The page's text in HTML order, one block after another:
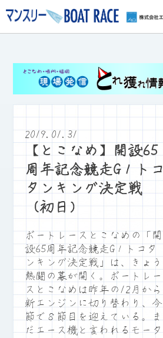
2019.01.31
【とこなめ】開設65
周年記念競走G１トコ
タンキング決定戦
（初日）
ボートレースとこなめの「開
設65周年記念競走G１トコタ
ンキング決定戦」は、きょう
熱闘の幕が開く。ボートレー
スとこなめは昨年の12月から
新エンジンに切り替わり、今
節で８節目を迎えている。ま
だエース機と言われるモータ